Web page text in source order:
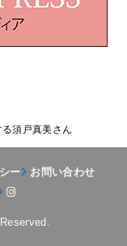
須戸真美さん
ー
お問い合わせ